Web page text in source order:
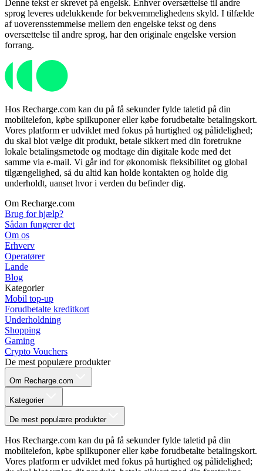
Denne tekst er skrevet på engelsk. Enhver oversættelse til andre
sprog leveres udelukkende for bekvemmelighedens skyld. I tilfælde
af uoverensstemmelse mellem den engelske tekst og dens
oversættelse til andre sprog, har den originale engelske version
forrang.
Hos Recharge.com kan du på få sekunder fylde taletid på din
mobiltelefon, købe spilkuponer eller købe forudbetalte betalingskort.
Vores platform er udviklet med fokus på hurtighed og pålidelighed;
du skal blot vælge dit produkt, betale sikkert med din foretrukne
lokale betalingsmetode og modtage din digitale kode med det
samme via e-mail. Vi går ind for økonomisk fleksibilitet og global
tilgængelighed, så du altid kan holde kontakten og holde dig
underholdt, uanset hvor i verden du befinder dig.
Om Recharge.com
Brug for hjælp?
Sådan fungerer det
Om os
Erhverv
Operatører
Lande
Blog
Kategorier
Mobil top-up
Forudbetalte kreditkort
Underholdning
Shopping
Gaming
Crypto Vouchers
De mest populære produkter
Om Recharge.com
Kategorier
De mest populære produkter
Hos Recharge.com kan du på få sekunder fylde taletid på din
mobiltelefon, købe spilkuponer eller købe forudbetalte betalingskort.
Vores platform er udviklet med fokus på hurtighed og pålidelighed;